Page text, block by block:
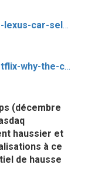
http://uk.businessinsider.com/apple-lexus-car-self-driving-tech-sensors-spotted-silicon-valley-2017-4
http://www.barrons.com/articles/netflix-why-the-china-deal-is-big-1493154158?mod=trending_now_3
(décembre
haussier et
à ce
de hausse